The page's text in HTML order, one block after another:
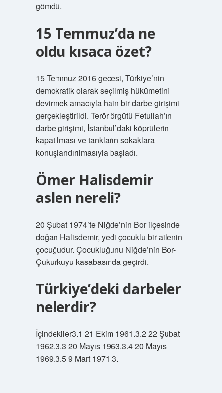
gömdü.
15 Temmuz’da ne
oldu kısaca özet?
15 Temmuz 2016 gecesi, Türkiye’nin
demokratik olarak seçilmiş hükümetini
devirmek amacıyla hain bir darbe girişimi
gerçekleştirildi. Terör örgütü Fetullah’ın
darbe girişimi, İstanbul’daki köprülerin
kapatılması ve tankların sokaklara
konuşlandırılmasıyla başladı.
Ömer Halisdemir
aslen nereli?
20 Şubat 1974’te Niğde’nin Bor ilçesinde
doğan Halisdemir, yedi çocuklu bir ailenin
çocuğudur. Çocukluğunu Niğde’nin Bor-
Çukurkuyu kasabasında geçirdi.
Türkiye’deki darbeler
nelerdir?
İçindekiler3.1 21 Ekim 1961.3.2 22 Şubat
1962.3.3 20 Mayıs 1963.3.4 20 Mayıs
1969.3.5 9 Mart 1971.3.